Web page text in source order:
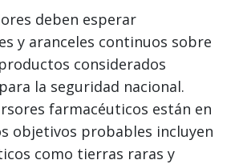
deben esperar
y aranceles continuos sobre
considerados
la seguridad nacional.
farmacéuticos están en
objetivos probables incluyen
como tierras raras y